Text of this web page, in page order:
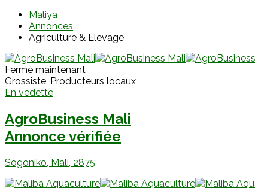
Maliya
Annonces
Agriculture & Elevage
Fermé maintenant
Grossiste, Producteurs locaux
En vedette
AgroBusiness Mali
Annonce vérifiée
Sogoniko, Mali, 2875